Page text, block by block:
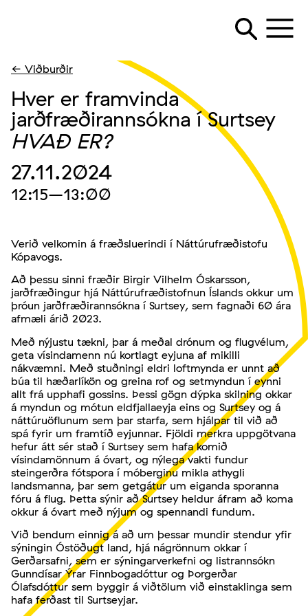
← Viðburðir
Hver er framvinda
jarðfræðirannsókna í Surtsey
HVAÐ ER?
27.11.2024
12:15–13:00
Verið velkomin á fræðsluerindi í Náttúrufræðistofu
Kópavogs.
Að þessu sinni fræðir Birgir Vilhelm Óskarsson,
jarðfræðingur hjá Náttúrufræðistofnun Íslands okkur um
þróun jarðfræðirannsókna í Surtsey, sem fagnaði 60 ára
afmæli árið 2023.
Með nýjustu tækni, þar á meðal drónum og flugvélum,
geta vísindamenn nú kortlagt eyjuna af mikilli
nákvæmni. Með stuðningi eldri loftmynda er unnt að
búa til hæðarlíkön og greina rof og setmyndun í eynni
allt frá upphafi gossins. Þessi gögn dýpka skilning okkar
á myndun og mótun eldfjallaeyja eins og Surtsey og á
náttúruöflunum sem þar starfa, sem hjálpar til við að
spá fyrir um framtíð eyjunnar. Fjöldi merkra uppgötvana
hefur átt sér stað í Surtsey sem hafa komið
vísindamönnum á óvart, og nýlega vakti fundur
steingerðra fótspora í móberginu mikla athygli
landsmanna, þar sem getgátur um eiganda sporanna
fóru á flug. Þetta sýnir að Surtsey heldur áfram að koma
okkur á óvart með nýjum og spennandi fundum.
Við bendum einnig á að um þessar mundir stendur yfir
sýningin Óstöðugt land, hjá nágrönnum okkar í
Gerðarsafni, sem er sýningarverkefni og listrannsókn
Gunndísar Ýrar Finnbogadóttur og Þorgerðar
Ólafsdóttur sem byggir á viðtölum við einstaklinga sem
hafa ferðast til Surtseyjar.